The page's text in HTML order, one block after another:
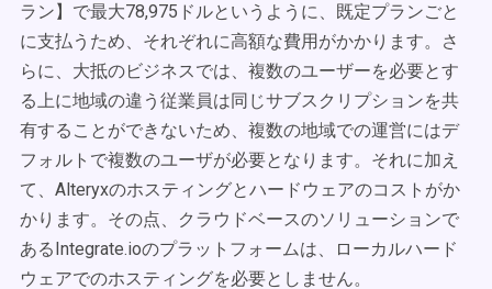
ラン】で最大78,975ドルというように、既定プランごと
に支払うため、それぞれに高額な費用がかかります。さ
らに、大抵のビジネスでは、複数のユーザーを必要とす
る上に地域の違う従業員は同じサブスクリプションを共
有することができないため、複数の地域での運営にはデ
フォルトで複数のユーザが必要となります。それに加え
て、Alteryxのホスティングとハードウェアのコストがか
かります。その点、クラウドベースのソリューションで
あるIntegrate.ioのプラットフォームは、ローカルハード
ウェアでのホスティングを必要としません。